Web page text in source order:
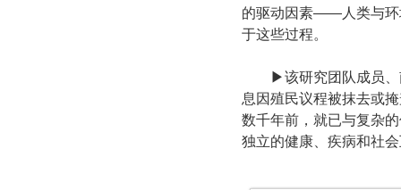
的驱动因素——人类与环
于这些过程。
▶该研究团队成员
息因殖民议程被抹去或
数千年前，就已与复杂
独立的健康、疾病和社